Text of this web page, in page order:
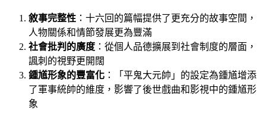
敘事完整性 ：十六回的篇幅提供了更充分的故事空間，
人物關係和情節發展更為豐滿
社會批判的廣度 ：從個人品德擴展到社會制度的層面，
諷刺的視野更開闊
鍾馗形象的豐富化 ：「平鬼大元帥」的設定為鍾馗增添
了軍事統帥的維度，影響了後世戲曲和影視中的鍾馗形
象